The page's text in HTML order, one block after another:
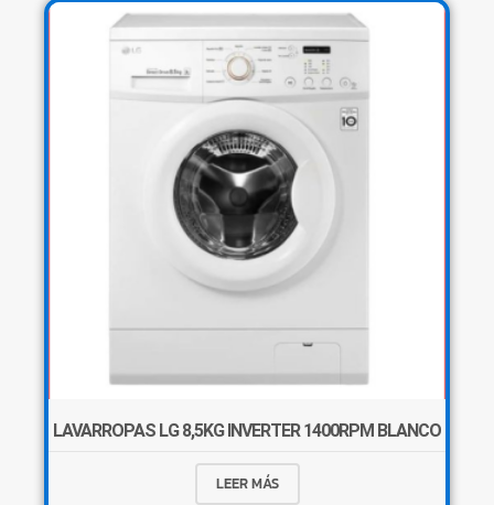
LAVARROPAS LG 8,5KG INVERTER 1400RPM BLANCO
LEER MÁS